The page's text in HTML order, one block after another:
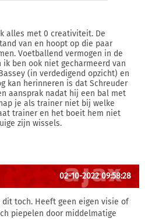
alles met 0 creativiteit. De
van en hoopt op die paar
Voetballend vermogen in de
ik ben ook niet gecharmeerd van
(in verdedigend opzicht) en
kan herinneren is dat Schreuder
aansprak nadat hij een bal met
je als trainer niet bij welke
trainer en het boeit hem niet
zijn wissels.
02-10-2022 09:58:28
toch. Heeft geen eigen visie of
piepelen door middelmatige